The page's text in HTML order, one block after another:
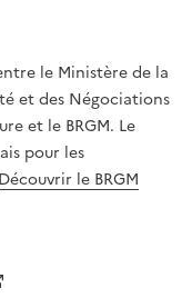
A
le Ministère de la
et des Négociations
et le BRGM. Le
pour les
Découvrir le BRGM